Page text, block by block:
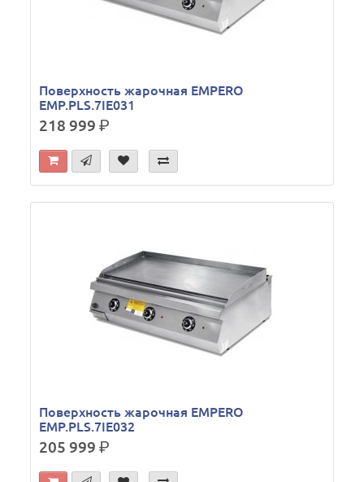
Поверхность жарочная EMPERO
EMP.PLS.7IE031
218 999р.
Поверхность жарочная EMPERO
EMP.PLS.7IE032
205 999р.